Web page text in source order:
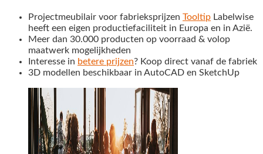
Projectmeubilair voor fabrieksprijzen Tooltip Labelwise
heeft een eigen productiefaciliteit in Europa en in Azië.
Meer dan 30.000 producten op voorraad & volop
maatwerk mogelijkheden
Interesse in betere prijzen? Koop direct vanaf de fabriek
3D modellen beschikbaar in AutoCAD en SketchUp